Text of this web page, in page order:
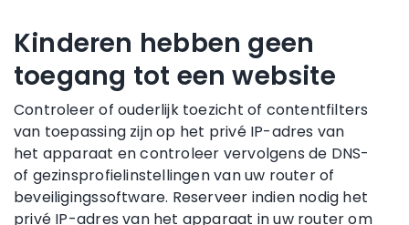
Kinderen hebben geen
toegang tot een website
Controleer of ouderlijk toezicht of contentfilters
van toepassing zijn op het privé IP-adres van
het apparaat en controleer vervolgens de DNS-
of gezinsprofielinstellingen van uw router of
beveiligingssoftware. Reserveer indien nodig het
privé IP-adres van het apparaat in uw router om